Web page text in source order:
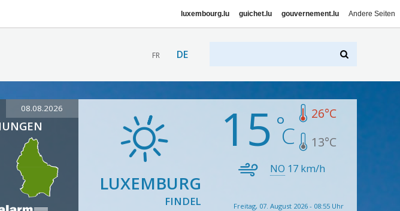
luxembourg.lu guichet.lu gouvernement.lu Andere Seiten
FR DE
08.08.2026
LUXEMBURG
FINDEL
15 26°C
13°C
NO 17 km/h
Freitag, 07. August 2026 - 08:55 Uhr